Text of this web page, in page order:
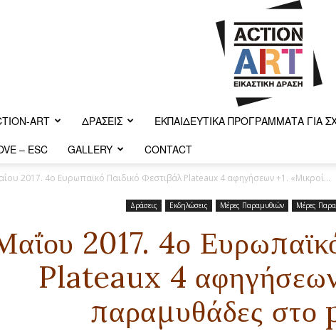
art
ART ΔΡΆΣΕΙΣ ΕΚΠΑΙΔΕΥΤΙΚΆ ΠΡΟΓΡΆΜΜΑΤΑ ΓΙΑ
– ESC
GALLERY CONTACT
2017. 4ο Ευρωπαϊκό Παιδικό Φεστιβάλ Plateaux 4 αφηγήσεων +1. «Μικροί...
Δράσεις Εκδηλώσεις Μέρες Παραμυθιών Μέρες
2017. 4ο
Plateaux 4
παραμυθάδες